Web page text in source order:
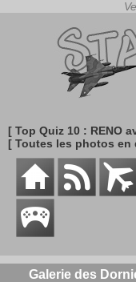
[ Top Quiz 10 : RENO
[ Toutes les photos en
Galerie des